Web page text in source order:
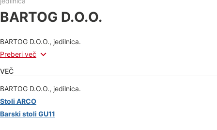
BARTOG D.O.O.
BARTOG D.O.O., jedilnica.
Preberi več
VEČ
BARTOG D.O.O., jedilnica.
Stoli ARCO
Barski stoli GU11